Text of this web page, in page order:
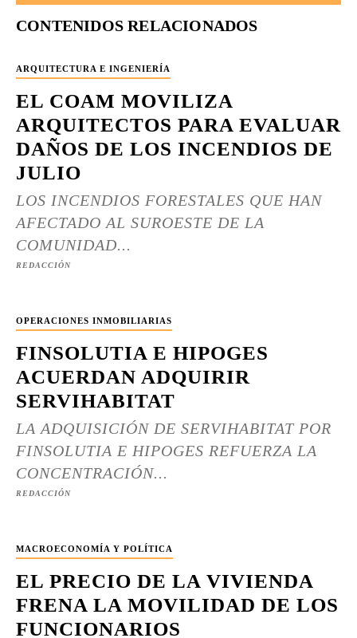
CONTENIDOS RELACIONADOS
ARQUITECTURA E INGENIERÍA
EL COAM MOVILIZA
ARQUITECTOS PARA EVALUAR
DAÑOS DE LOS INCENDIOS DE
JULIO
LOS INCENDIOS FORESTALES QUE HAN
AFECTADO AL SUROESTE DE LA
COMUNIDAD...
REDACCIÓN
OPERACIONES INMOBILIARIAS
FINSOLUTIA E HIPOGES
ACUERDAN ADQUIRIR
SERVIHABITAT
LA ADQUISICIÓN DE SERVIHABITAT POR
FINSOLUTIA E HIPOGES REFUERZA LA
CONCENTRACIÓN...
REDACCIÓN
MACROECONOMÍA Y POLÍTICA
EL PRECIO DE LA VIVIENDA
FRENA LA MOVILIDAD DE LOS
FUNCIONARIOS